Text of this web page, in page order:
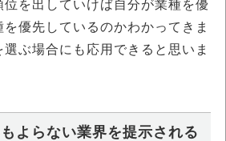
位を出していけば自分が業種を優
優先しているのかわかってきま
ぶ場合にも応用できると思いま
よらない業界を提示される